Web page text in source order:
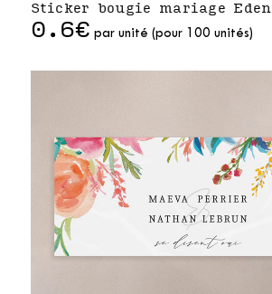
Sticker bougie mariage Eden
0.6€ par unité (pour 100 unités)